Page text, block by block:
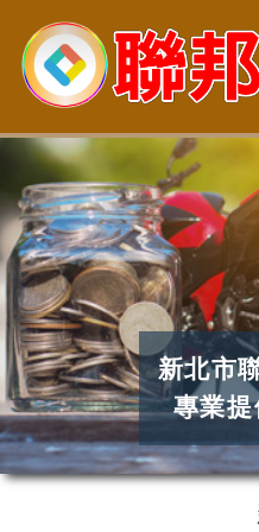
新北市
專業提